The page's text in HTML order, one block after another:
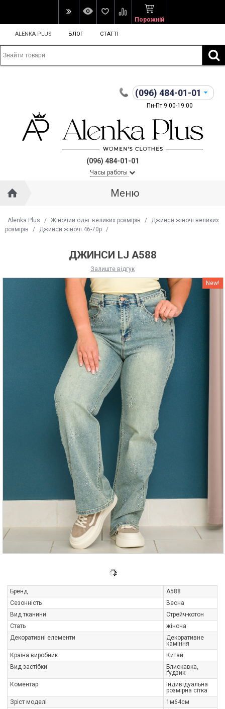
Порожній
ALENKA PLUS БЛОГ СТАТТІ
(096) 484-01-01
Пн-Пт 9:00-19:00
(096) 484-01-01
Часы работы
Меню
Alenka Plus / Жіночий одяг великих розмірів /
Джинси жіночі великих
розмірів
/ Джинси жіночі 46-70р /
ДЖИНСИ LJ A588
Залиште відгук
New!
Бренд
A588
Сезонність
Весна
Вид тканини
Стрейч-котон
Стать
жіноча
Декоративні елементи
Декоративне
каміння
Країна виробник
Китай
Вид застібки
Блискавка,
ґудзик
Коментар
Індивідуальна
розмірна сітка
Зріст моделі
1м64см